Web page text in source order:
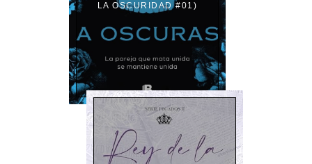
LA OSCURIDAD #01)